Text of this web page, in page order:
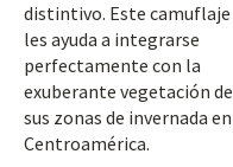
distintivo. Este camuflaje
les ayuda a integrarse
perfectamente con la
exuberante vegetación de
sus zonas de invernada en
Centroamérica.